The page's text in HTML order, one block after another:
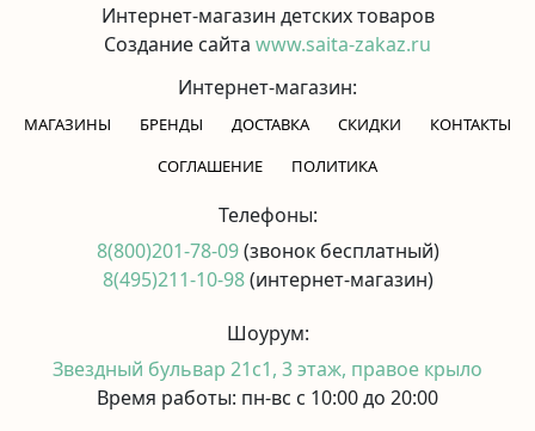
Интернет-магазин детских товаров
Создание сайта www.saita-zakaz.ru
Интернет-магазин:
МАГАЗИНЫ БРЕНДЫ ДОСТАВКА СКИДКИ
КОНТАКТЫ
CОГЛАШЕНИЕ
ПОЛИТИКА
Телефоны:
8(800)201-78-09(звонок бесплатный)
8(495)211-10-98(интернет-магазин)
Шоурум:
Звездный бульвар 21с1, 3 этаж, правое крыло
Время работы: пн-вс с 10:00 до 20:00